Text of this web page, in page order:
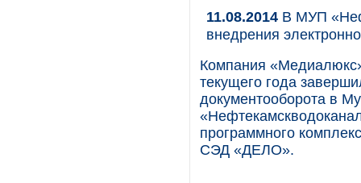
11.08.2014 В МУП
внедрения
Компания
текущего года
документооборота в
программного
СЭД «ДЕЛО».